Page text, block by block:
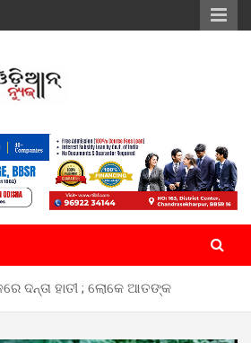
ଦନ୍ତା ହାତୀ ; ଲୋକେ ଆତଙ୍କ